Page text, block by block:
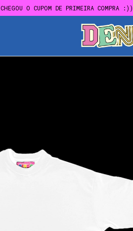
CHEGOU O CUPOM DE PRIMEIRA COMPRA
FRETE GRÁTIS EM
CHEGOU O CUPOM DE PRIMEIRA COMPRA